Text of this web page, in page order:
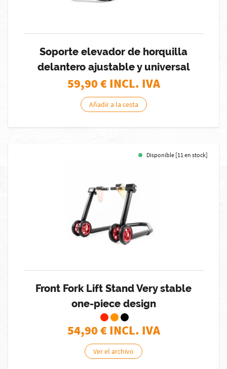
Soporte elevador de horquilla
delantero ajustable y universal
59,90€ INCL. IVA
Añadir a la cesta
Disponible [11 en stock]
Front Fork Lift Stand Very stable
one-piece design
54,90€ INCL. IVA
Ver el archivo